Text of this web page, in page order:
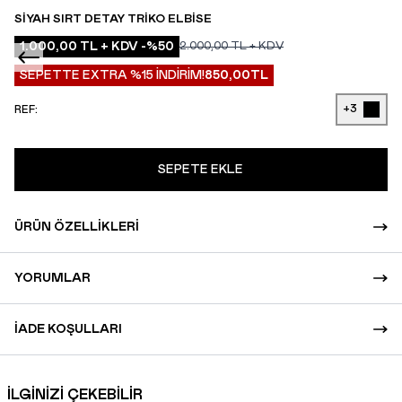
SIYAH SIRT DETAY TRIKO ELBISE
1.000,00 TL + KDV -%50 2.000,00TL + KDV
SEPETTE EXTRA %15 İNDİRİM!850,00TL
REF: +3
SEPETE EKLE
ÜRÜN ÖZELLIKLERI
YORUMLAR
İADE KOŞULLARI
İLGİNİZİ ÇEKEBİLİR